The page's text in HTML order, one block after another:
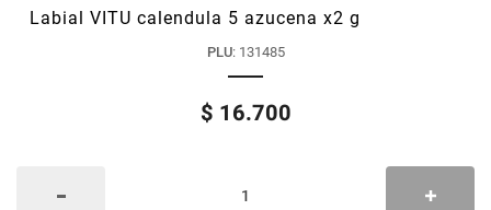
Labial VITU calendula 5 azucena x2 g
PLU: 131485
$ 16.700